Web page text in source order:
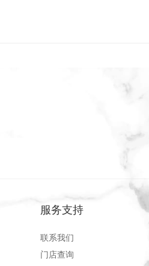
服务支持
联系我们
门店查询